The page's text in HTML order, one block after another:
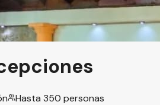
Hasta 350 personas